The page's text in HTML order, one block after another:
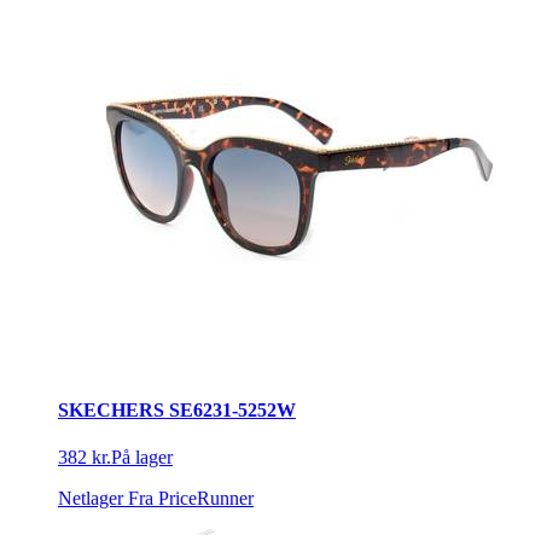
SKECHERS SE6231-5252W
382 kr.På lager
Netlager Fra PriceRunner